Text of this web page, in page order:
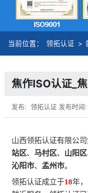
当前位置： 领拓认证 >
焦作ISO认证_
发布: 领拓认证 发布时
山西领拓认证有限公司
站区、 马村区、 山阳区
沁阳市、 孟州市。
领拓认证成立于18年